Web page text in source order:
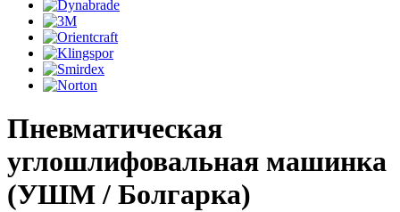
Пневматическая
углошлифовальная машинка
(УШМ / Болгарка)